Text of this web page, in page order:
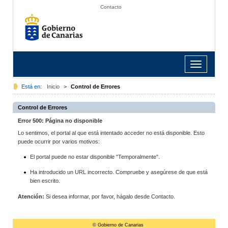
Contacto
Toggle
navigation
Está en: Inicio > Control de Errores
Control de Errores
Error 500: Página no disponible
Lo sentimos, el portal al que está intentado acceder no está disponible. Esto
puede ocurrir por varios motivos:
El portal puede no estar disponible "Temporalmente".
Ha introducido un URL incorrecto. Compruebe y asegúrese de que está
bien escrito.
Atención: Si desea informar, por favor, hágalo desde Contacto.
© Gobierno de Canarias